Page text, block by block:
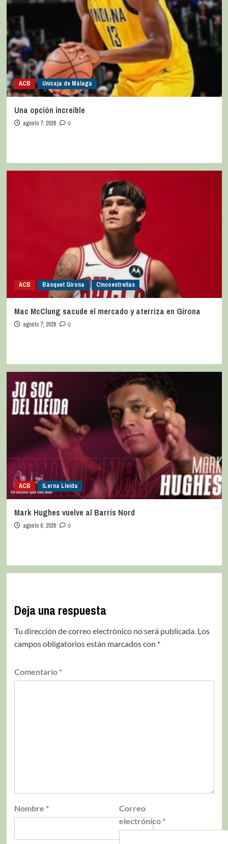
ACB Unicaja de Málaga
Una opción increíble
agosto 7, 2026 0
ACB Bàsquet Girona Cincoestrellas
Mac McClung sacude el mercado y aterriza en Girona
agosto 7, 2026 0
ACB iLerna Lleida
Mark Hughes vuelve al Barris Nord
agosto 6, 2026 0
Deja una respuesta
Tu dirección de correo electrónico no será publicada. Los
campos obligatorios están marcados con *
Comentario *
Nombre *
Correo
electrónico *